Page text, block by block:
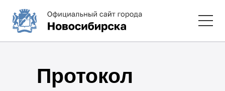
Протокол